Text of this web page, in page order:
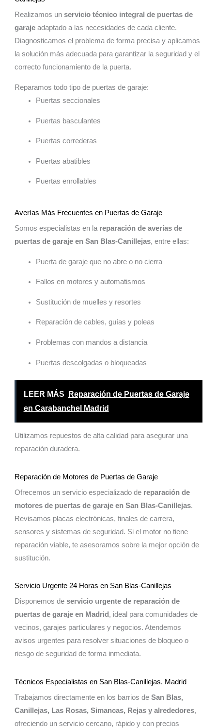
Realizamos un servicio técnico integral de puertas de
garaje adaptado a las necesidades de cada cliente.
Diagnosticamos el problema de forma precisa y aplicamos
la solución más adecuada para garantizar la seguridad y el
correcto funcionamiento de la puerta.
Reparamos todo tipo de puertas de garaje:
Puertas seccionales
Puertas basculantes
Puertas correderas
Puertas abatibles
Puertas enrollables
Averías Más Frecuentes en Puertas de Garaje
Somos especialistas en la reparación de averías de
puertas de garaje en San Blas-Canillejas, entre ellas:
Puerta de garaje que no abre o no cierra
Fallos en motores y automatismos
Sustitución de muelles y resortes
Reparación de cables, guías y poleas
Problemas con mandos a distancia
Puertas descolgadas o bloqueadas
LEER MÁS
Reparación de Puertas de Garaje
en Carabanchel Madrid
Utilizamos repuestos de alta calidad para asegurar una
reparación duradera.
Reparación de Motores de Puertas de Garaje
Ofrecemos un servicio especializado de reparación de
motores de puertas de garaje en San Blas-Canillejas.
Revisamos placas electrónicas, finales de carrera,
sensores y sistemas de seguridad. Si el motor no tiene
reparación viable, te asesoramos sobre la mejor opción de
sustitución.
Servicio Urgente 24 Horas en San Blas-Canillejas
Disponemos de servicio urgente de reparación de
puertas de garaje en Madrid , ideal para comunidades de
vecinos, garajes particulares y negocios. Atendemos
avisos urgentes para resolver situaciones de bloqueo o
riesgo de seguridad de forma inmediata.
Técnicos Especialistas en San Blas-Canillejas, Madrid
Trabajamos directamente en los barrios de San Blas,
Canillejas, Las Rosas, Simancas, Rejas y alrededores,
ofreciendo un servicio cercano, rápido y con precios